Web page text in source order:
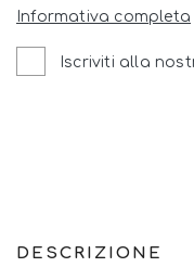
Informativa completa
Iscriviti alla
DESCRIZIONE